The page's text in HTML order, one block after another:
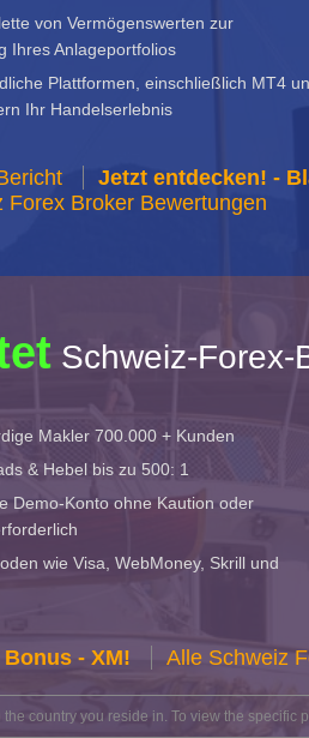
von Vermögenswerten zur
Ihres Anlageportfolios
Plattformen, einschließlich MT4
Ihr Handelserlebnis
Jetzt entdecken! -
Forex Broker Bewertungen
Schweiz-Forex-
Makler 700.000 + Kunden
& Hebel bis zu 500: 1
Demo-Konto ohne Kaution oder
wie Visa, WebMoney, Skrill und
Bonus - XM! Alle Schweiz
country you reside in. To view the specific